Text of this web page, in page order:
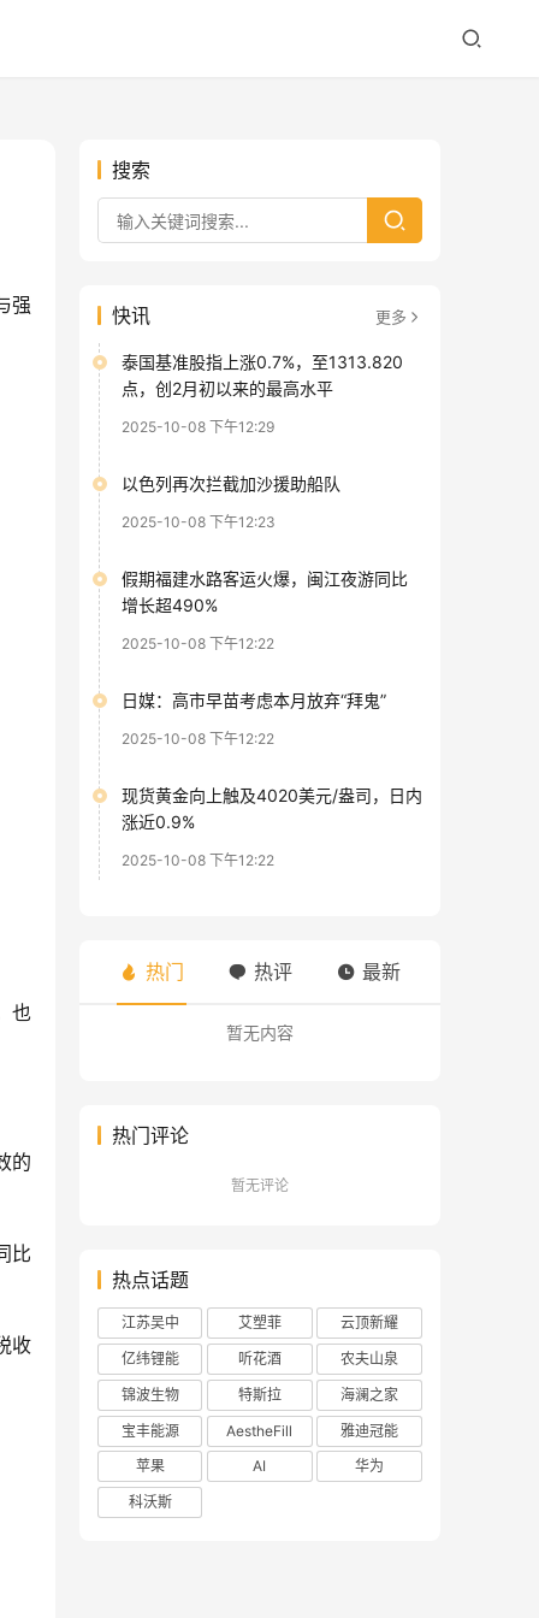
强
也
的
比
收
搜索
快讯 更多
泰国基准股指上涨0.7%，至1313.820
点，创2月初以来的最高水平
2025-10-08 下午12:29
以色列再次拦截加沙援助船队
2025-10-08 下午12:23
假期福建水路客运火爆，闽江夜游同比
增长超490%
2025-10-08 下午12:22
日媒：高市早苗考虑本月放弃“拜鬼”
2025-10-08 下午12:22
现货黄金向上触及4020美元/盎司，日内
涨近0.9%
2025-10-08 下午12:22
热门 热评 最新
暂无内容
热门评论
暂无评论
热点话题
江苏吴中 艾塑菲
云顶新耀
亿纬锂能
听花酒
农夫山泉
锦波生物
特斯拉
海澜之家
宝丰能源
AestheFill
雅迪冠能
苹果
AI
华为
科沃斯